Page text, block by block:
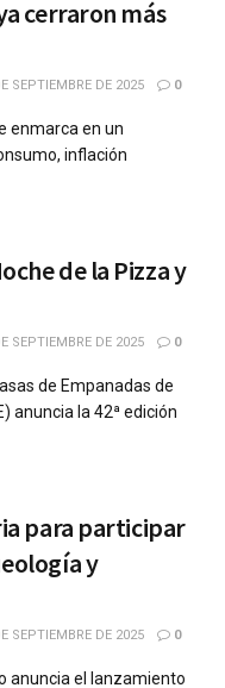
cerraron más
SEPTIEMBRE DE 2025 0
enmarca en un
inflación
de la Pizza y
SEPTIEMBRE DE 2025 0
de Empanadas de
anuncia la 42ª edición
para participar
y
SEPTIEMBRE DE 2025 0
anuncia el lanzamiento